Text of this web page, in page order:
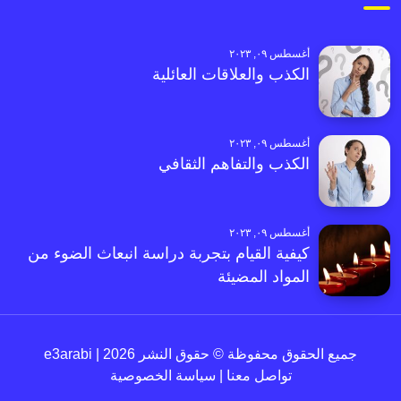
أغسطس ٠٩, ٢٠٢٣
الكذب والعلاقات العائلية
أغسطس ٠٩, ٢٠٢٣
الكذب والتفاهم الثقافي
أغسطس ٠٩, ٢٠٢٣
كيفية القيام بتجربة دراسة انبعاث الضوء من
المواد المضيئة
جميع الحقوق محفوظة © حقوق النشر 2026 | e3arabi
تواصل معنا
سياسة الخصوصية